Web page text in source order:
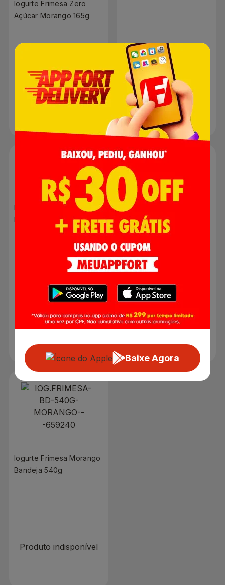
Iogurte Frimesa Zero
Açúcar Morango 165g
R$ 0,00
Produto indisponível
R$ 0,00
Produto indisponível
Iogurte Frimesa
Desnatado com Mel 165g
Produto indisponível
Iogurte Frimesa Morango
e Coco Bandeja 540g
R$ 0,00
Produto indisponível
Iogurte Frimesa Morango
Bandeja 540g
Produto indisponível
Baixe Agora